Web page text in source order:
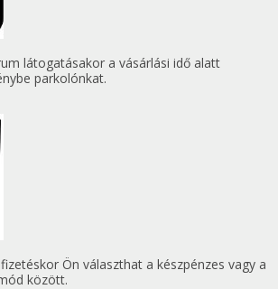
látogatásakor a vásárlási idő alatt
parkolónkat.
Ön választhat a készpénzes vagy a
között.